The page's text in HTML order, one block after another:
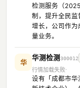
检测服务（
制，提升全民
增长，公司作
量业务。
华
华测检测300012
行情加载失败
设有「成都市